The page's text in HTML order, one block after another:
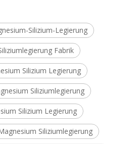
Silizium-Legierung
Fabrik
Silizium Legierung
Siliziumlegierung
Silizium Legierung
Siliziumlegierung